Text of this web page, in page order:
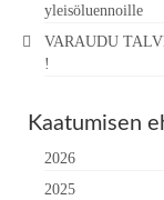
yleisöluennoille
VARAUDU
!
Kaatumisen
2026
2025